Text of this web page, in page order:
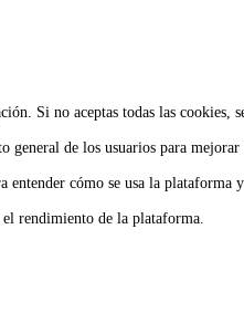
Si no aceptas todas las cookies,
general de los usuarios para
cómo se usa la plataforma
rendimiento de la plataforma.